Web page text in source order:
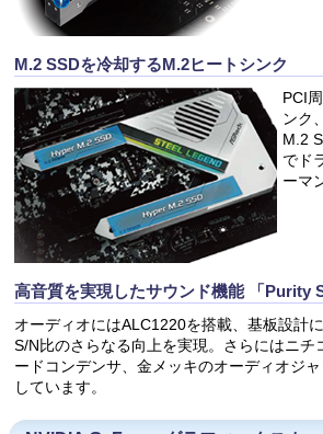
M.2 SSDを冷却するM.2ヒートシンク
PCI
ンク
M.2
でド
ーマ
高音質を実現したサウンド機能 「Purity
オーディオにはALC1220を搭載、基板設計
S/N比のさらなる向上を実現。さらにはニチ
ードコンデンサ、金メッキのオーディオジ
しています。